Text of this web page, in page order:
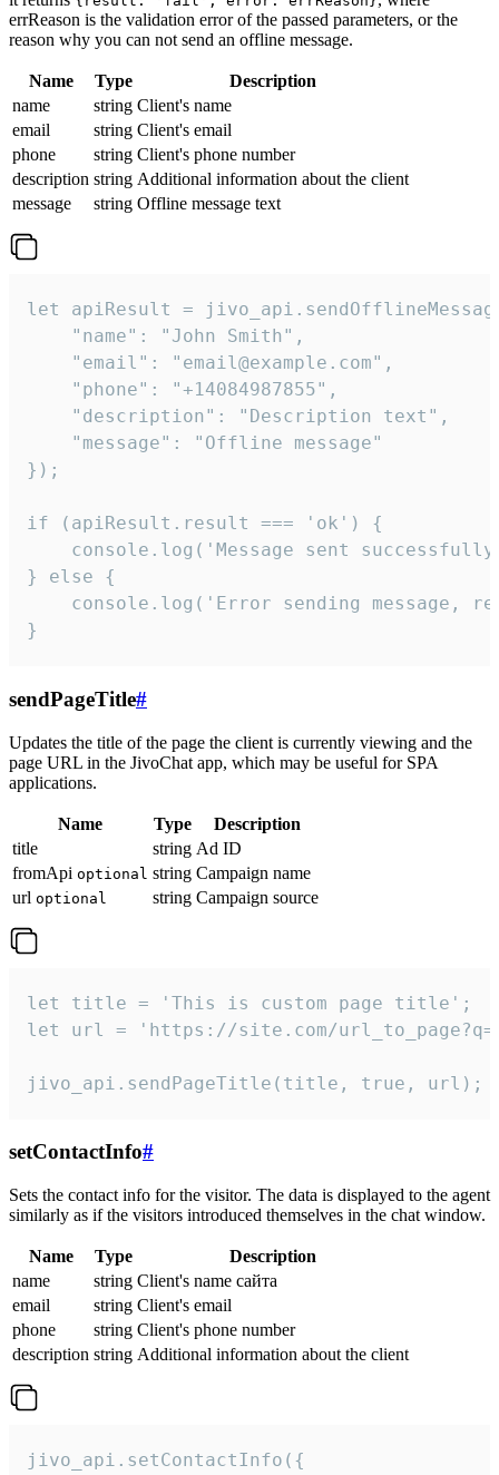
errReason is the validation error of the passed parameters, or the
reason why you can not send an offline message.
Name Type
Description
name
string Client's name
email
string Client's email
phone
string Client's phone number
description string Additional information about the client
message
string Offline message text
let apiResult =
    "name": "John Smith",
    "email": "email@example.com",
    "phone": "+14084987855",
    "description": "Description text",
    "message": "Offline message"
});
if (apiResult.result === 'ok') {
console.log('Message sent
} else {
console.log('Error sending message,
}
sendPageTitle#
Updates the title of the page the client is currently viewing and the
page URL in the JivoChat app, which may be useful for SPA
applications.
Name Type
Description
title
string Ad ID
fromApi optional string Campaign name
url optional string Campaign source
let title = 'This is custom page title';
let url = 'https://site.com/
jivo_api.sendPageTitle(title, true, url);
setContactInfo#
Sets the contact info for the visitor. The data is displayed to the agent
similarly as if the visitors introduced themselves in the chat window.
Name Type
Description
name
string Client's name сайта
email
string Client's email
phone
string Client's phone number
description string Additional information about the client
jivo_api.setContactInfo({